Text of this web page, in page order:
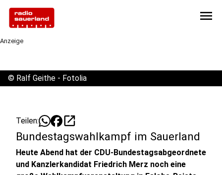
menu
Anzeige
© Ralf Geithe - Fotolia
Teilen: open_in_new
Bundestagswahlkampf im Sauerland
Heute Abend hat der CDU-Bundestagsabgeordnete
und Kanzlerkandidat Friedrich Merz noch eine